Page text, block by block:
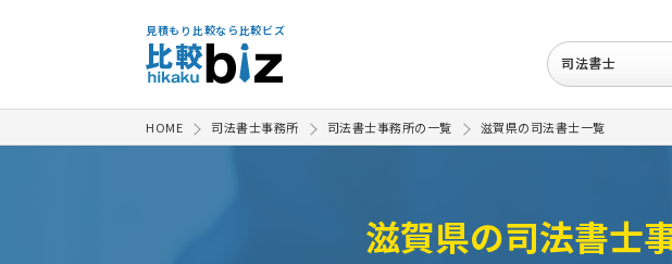
見積もり比較なら比較ビズ
司法書士
HOME 司法書士事務所 司法書士事務所の一覧 滋賀県の司法書士一覧
滋賀県の司法書士
不動産登記名義変更の相談（相続登記） 10万円まで